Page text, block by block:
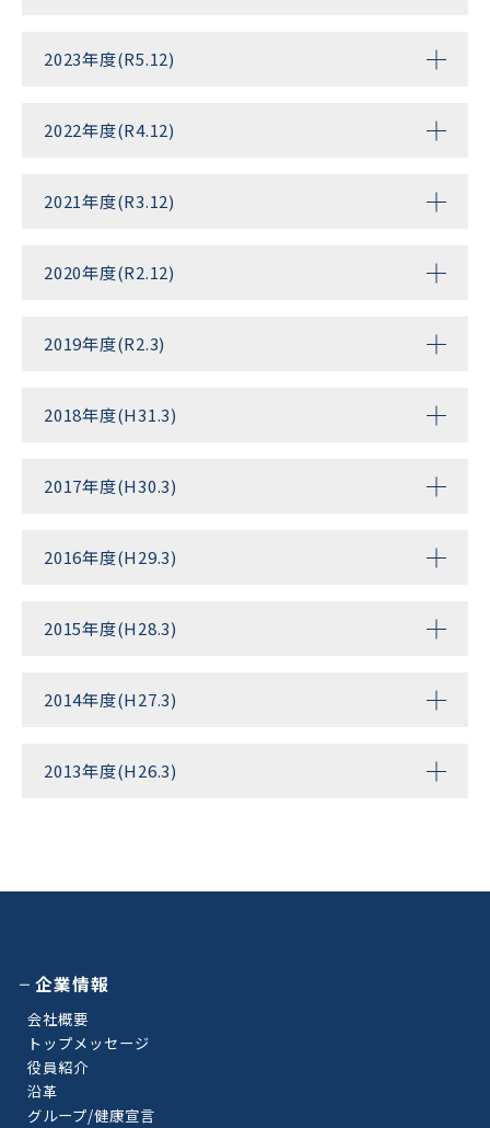
2023年度(R5.12)
2022年度(R4.12)
2021年度(R3.12)
2020年度(R2.12)
2019年度(R2.3)
2018年度(H31.3)
2017年度(H30.3)
2016年度(H29.3)
2015年度(H28.3)
2014年度(H27.3)
2013年度(H26.3)
企業情報
会社概要
トップメッセージ
役員紹介
沿革
グループ/健康宣言